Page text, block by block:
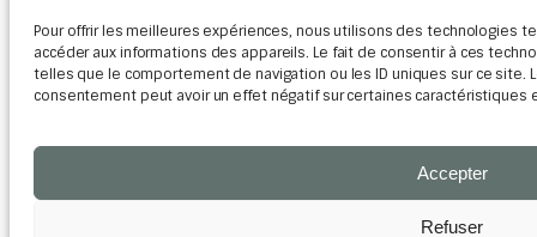
Pour offrir les meilleures expériences, nous utilisons des technologies
accéder aux informations des appareils. Le fait de consentir à ces
telles que le comportement de navigation ou les ID uniques sur ce site.
consentement peut avoir un effet négatif sur certaines caractéristiques
Accepter
Refuser